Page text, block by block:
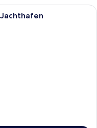
mit Blick auf einen